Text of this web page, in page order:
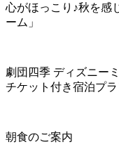
心がほっこり♪秋を感
ーム」
劇団四季 ディズニー
チケット付き宿泊プラ
朝食のご案内